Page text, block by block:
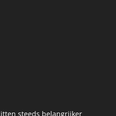
steeds belangrijker